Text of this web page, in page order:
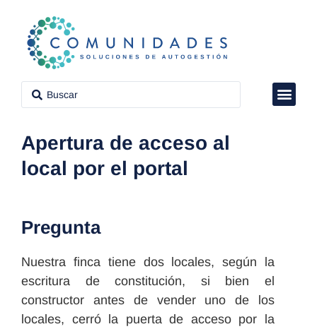
Apertura de acceso al
local por el portal
Pregunta
Nuestra finca tiene dos locales, según la
escritura de constitución, si bien el
constructor antes de vender uno de los
locales, cerró la puerta de acceso por la